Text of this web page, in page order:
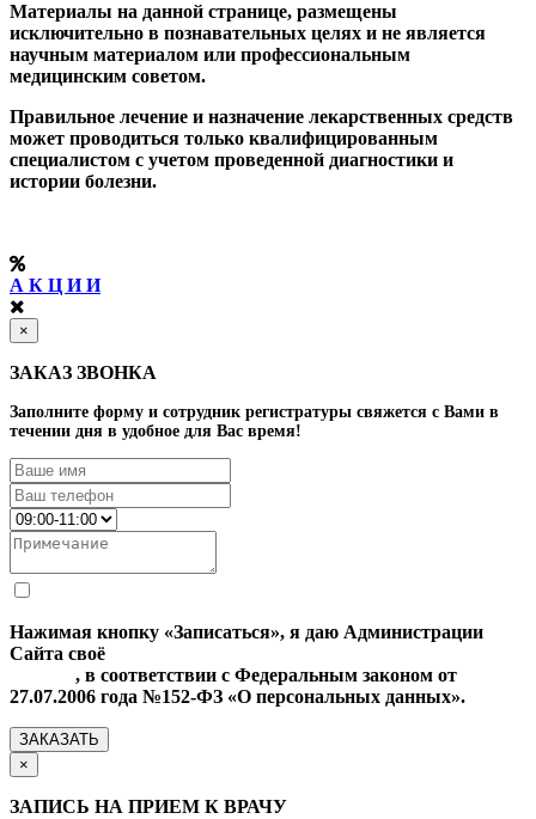
Материалы на данной странице, размещены
исключительно в познавательных целях и не является
научным материалом или профессиональным
медицинским советом.
Правильное лечение и назначение лекарственных средств
может проводиться только квалифицированным
специалистом с учетом проведенной диагностики и
истории болезни.
А К Ц И И
×
ЗАКАЗ ЗВОНКА
Заполните форму и сотрудник регистратуры свяжется с Вами в
течении дня в удобное для Вас время!
Нажимая кнопку «Записаться», я даю Администрации
Сайта своё
, в соответствии с Федеральным законом от
27.07.2006 года №152-ФЗ «О персональных данных».
ЗАКАЗАТЬ
×
ЗАПИСЬ НА ПРИЕМ К ВРАЧУ